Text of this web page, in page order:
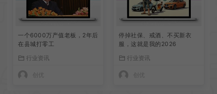
一个6000万产值老板，2年后
在县城打零工
行业资讯
停掉社保、戒酒、不买新衣
服，这就是我的2026
行业资讯